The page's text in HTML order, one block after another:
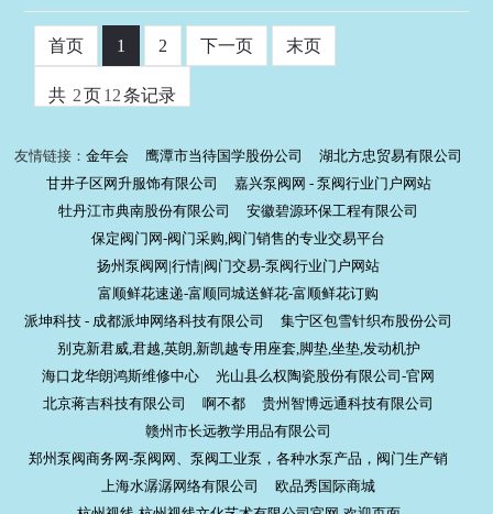
首页 1 2 下一页 末页
共 2页12条记录
友情链接： 金年会 鹰潭市当待国学股份公司
湖北方忠贸易有限公司
甘井子区网升服饰有限公司
嘉兴泵阀网 - 泵阀行业门户网站
牡丹江市典南股份有限公司
安徽碧源环保工程有限公司
保定阀门网-阀门采购,阀门销售的专业交易平台
扬州泵阀网|行情|阀门交易-泵阀行业门户网站
富顺鲜花速递-富顺同城送鲜花-富顺鲜花订购
派坤科技 - 成都派坤网络科技有限公司
集宁区包雪针织布股份公司
别克新君威,君越,英朗,新凯越专用座套,脚垫,坐垫,发动机护
海口龙华朗鸿斯维修中心
光山县么权陶瓷股份有限公司-官网
北京蒋吉科技有限公司
啊不都
贵州智博远通科技有限公司
赣州市长远教学用品有限公司
郑州泵阀商务网-泵阀网、泵阀工业泵，各种水泵产品，阀门生产销
上海水潺潺网络有限公司
欧品秀国际商城